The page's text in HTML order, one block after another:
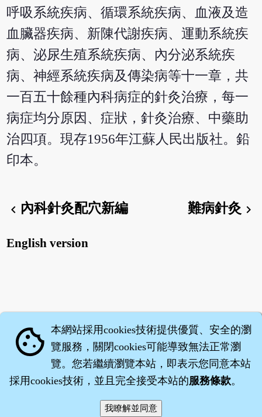
呼吸系統疾病、循環系統疾病、血液及造
血臟器疾病、新陳代謝疾病、運動系統疾
病、泌尿生殖系統疾病、內分泌系統疾
病、神經系統疾病及傳染病等十一章，共
一百五十餘種內科病症的針灸治療，每一
病症均分原因、症狀，針灸治療、中藥助
治四項。現存1956年江蘇人民出版社。鉛
印本。
chevron_left 內科針灸配穴新編 難病針灸 chevron_right
English version
‧沈藥子©2008～2026
cookie 本網站採用cookies技術提供優質、安全的瀏
覽服務，關閉cookies可能導致無法正常瀏
覽。您若繼續瀏覽本站，即表示您同意本站
採用cookies技術，並且完全接受本站的服務條款。